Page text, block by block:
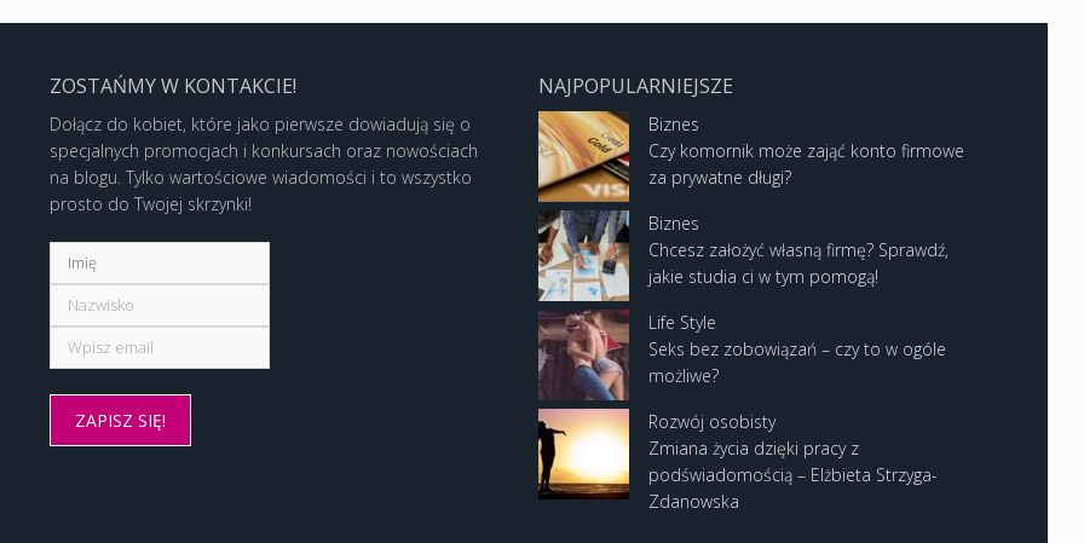
ZOSTAŃMY W KONTAKCIE!
Dołącz do kobiet, które jako pierwsze dowiadują się o
specjalnych promocjach i konkursach oraz nowościach
na blogu. Tylko wartościowe wiadomości i to wszystko
prosto do Twojej skrzynki!
NAJPOPULARNIEJSZE
Biznes
Czy komornik może zająć konto firmowe
za prywatne długi?
Biznes
Chcesz założyć własną firmę? Sprawdź,
jakie studia ci w tym pomogą!
Life Style
Seks bez zobowiązań – czy to w ogóle
możliwe?
Rozwój osobisty
Zmiana życia dzięki pracy z
podświadomością – Elżbieta Strzyga-
Zdanowska